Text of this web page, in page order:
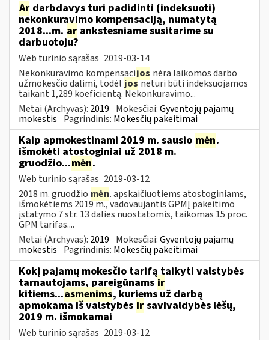
Ar darbdavys turi padidinti (indeksuoti)
nekonkuravimo kompensaciją, numatytą
2018...m. ar ankstesniame susitarime su
darbuotoju?
Web turinio sąrašas 2019-03-14
Nekonkuravimo kompensacijos nėra laikomos darbo
užmokesčio dalimi, todėl josneturi būti indeksuojamos
taikant 1,289 koeficientą. Nekonkuravimo...
Metai (Archyvas): 2019 Mokesčiai:Gyventojų pajamų
mokestis Pagrindinis: Mokesčių pakeitimai
Kaip apmokestinami 2019 m. sausio mėn.
išmokėti atostoginiai už 2018 m.
gruodžio...mėn.
Web turinio sąrašas 2019-03-12
2018 m. gruodžio mėn. apskaičiuotiems atostoginiams,
išmokėtiems 2019 m., vadovaujantis GPMĮ pakeitimo
įstatymo 7 str. 13 dalies nuostatomis, taikomas 15 proc.
GPM tarifas....
Metai (Archyvas): 2019 Mokesčiai:Gyventojų pajamų
mokestis Pagrindinis: Mokesčių pakeitimai
Kokį pajamų mokesčio tarifą taikyti valstybės
tarnautojams, pareigūnams ir
kitiems...asmenims, kuriems už darbą
apmokama iš valstybės ir savivaldybės lėšų,
2019 m. išmokamai
Web turinio sąrašas 2019-03-12